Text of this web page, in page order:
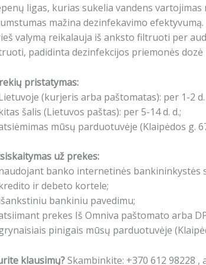
ligas, kurias sukelia vandens
mažina dezinfekavimo
valymą reikalauja iš anksto filtruoti per
padidinta dezinfekcijos priemonės
pristatymas:
(kurjeris arba paštomatas): per 1-2 d.
šalis (Lietuvos paštas): per 5-14 d. d.;
mūsų parduotuvėje (Klaipėdos g.
už prekes:
banko internetinės bankininkystės
ir debeto kortele;
bankiniu pavedimu;
prekes Iš Omniva paštomato arba
pinigais mūsų parduotuvėje
klausimų?Skambinkite: +370 612 98228